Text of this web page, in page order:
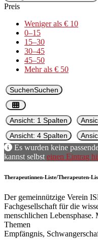
Preis
Weniger als € 10
0–15
15–30
30–45
45–50
Mehr als € 50
SuchenSuchen
Ansicht: 1 Spalten
Ansicht: 4 Spalten
Es wur­den keine
kannst selb­st einen Ein­trag
Therapeutinnen-Liste/Therapeuten-
Der gemeinnützige Verein
Fachgesellschaft für die
menschlichen
Themen
Empfängnis,